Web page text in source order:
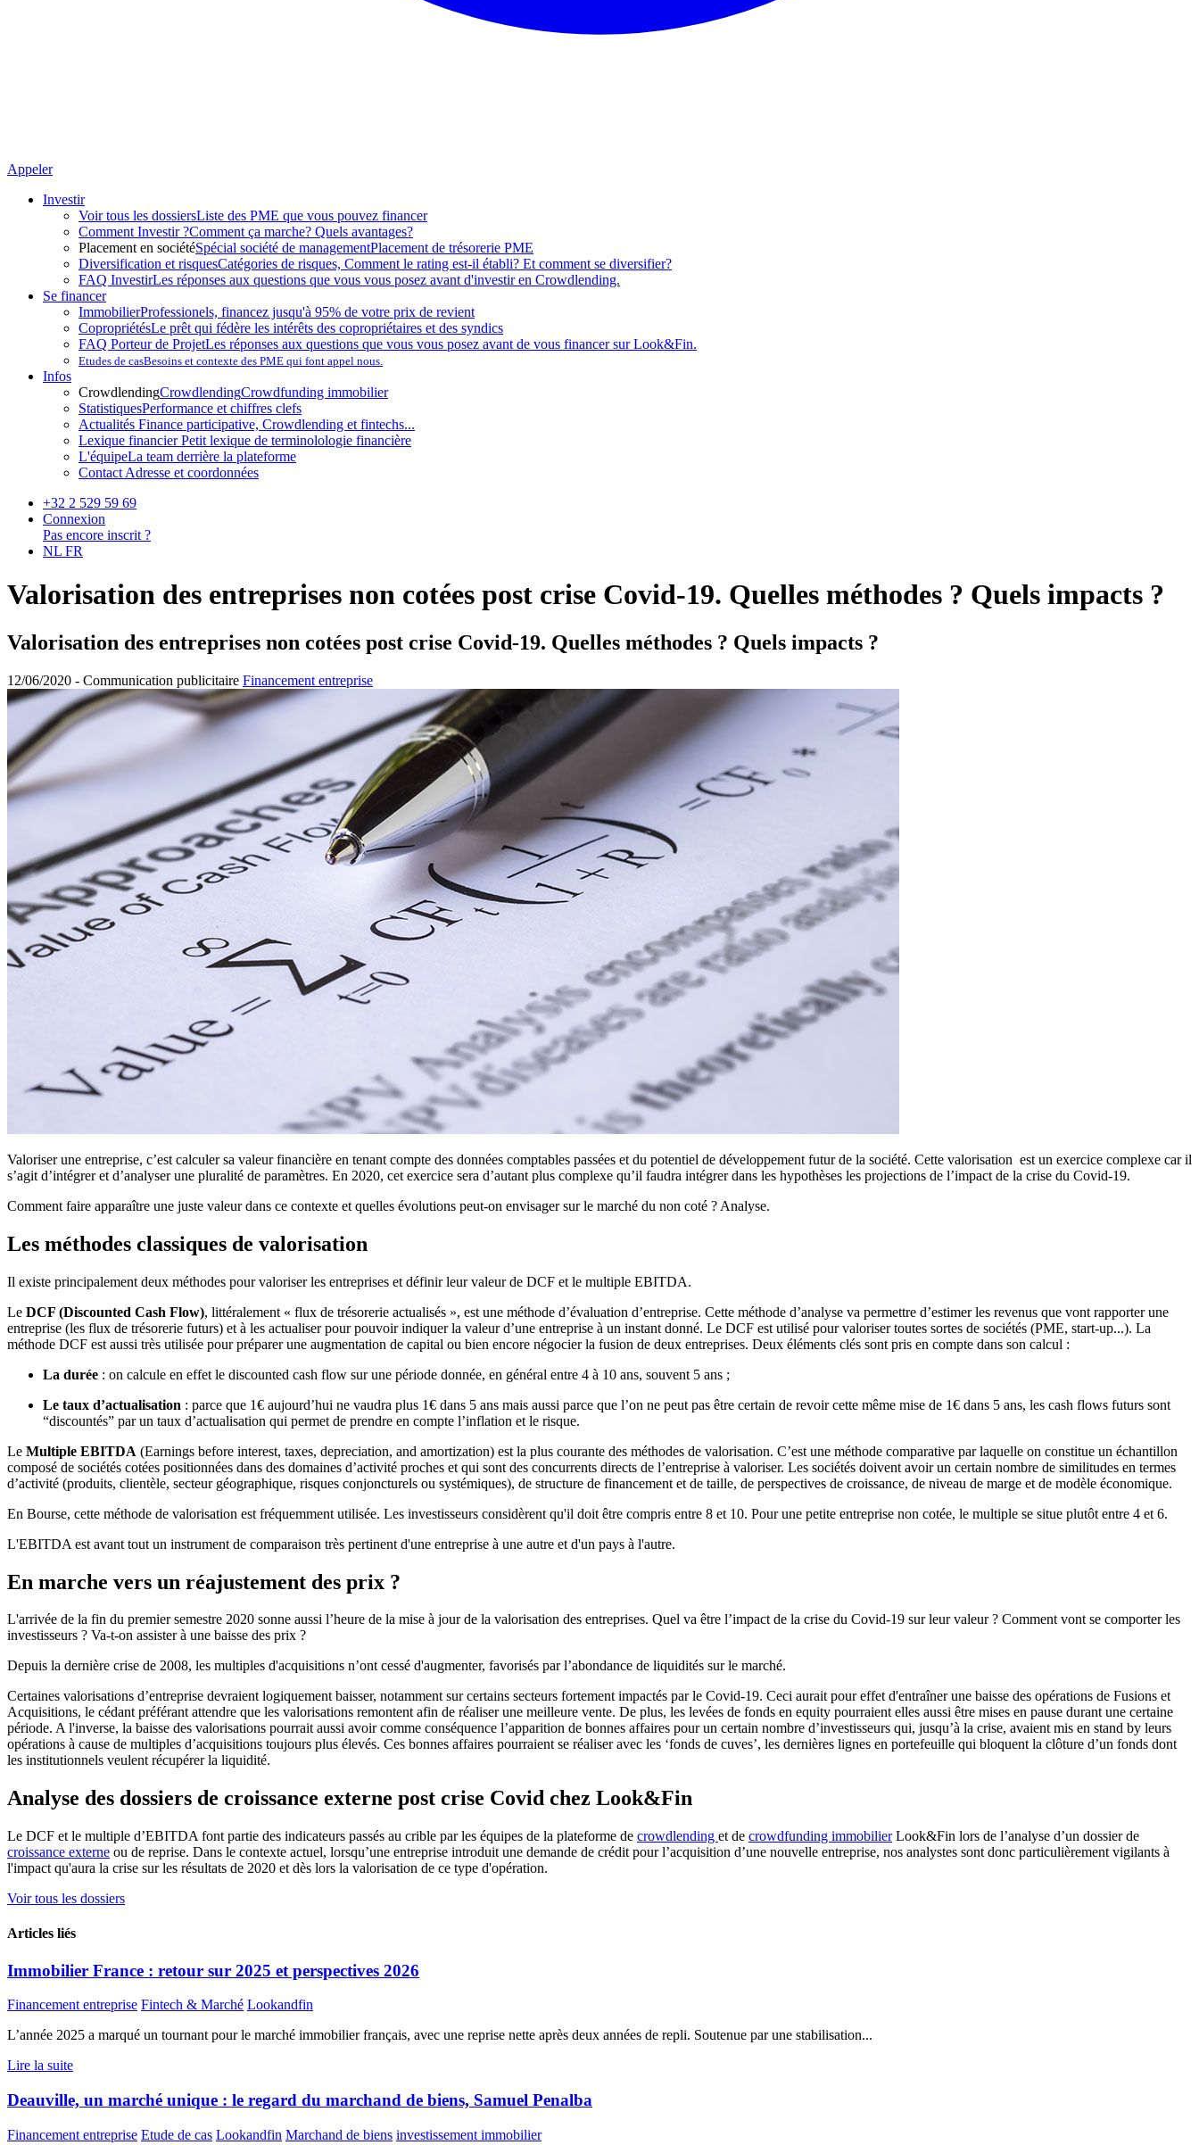
Appeler
Investir
Voir tous les dossiersListe des PME que vous pouvez financer
Comment Investir ?Comment ça marche? Quels avantages?
Placement en sociétéSpécial société de managementPlacement de trésorerie PME
Diversification et risquesCatégories de risques, Comment le rating est-il établi? Et comment se diversifier?
FAQ InvestirLes réponses aux questions que vous vous posez avant d'investir en Crowdlending.
Se financer
ImmobilierProfessionels, financez jusqu'à 95% de votre prix de revient
CopropriétésLe prêt qui fédère les intérêts des copropriétaires et des syndics
FAQ Porteur de ProjetLes réponses aux questions que vous vous posez avant de vous financer sur Look&Fin.
Etudes de casBesoins et contexte des PME qui font appel nous.
Infos
CrowdlendingCrowdlendingCrowdfunding immobilier
StatistiquesPerformance et chiffres clefs
Actualités Finance participative, Crowdlending et fintechs...
Lexique financierPetit lexique de terminolologie financière
L'équipeLa team derrière la plateforme
Contact Adresse et coordonnées
+32 2 529 59 69
Connexion
Pas encore inscrit ?
NL FR
Valorisation des entreprises non cotées post crise Covid-19. Quelles méthodes ? Quels impacts ?
Valorisation des entreprises non cotées post crise Covid-19. Quelles méthodes ? Quels impacts ?
12/06/2020 - Communication publicitaire Financement entreprise
Valoriser une entreprise, c’est calculer sa valeur financière en tenant compte des données comptables passées et du potentiel de développement futur de la société. Cette valorisation est un exercice complexe car il
s’agit d’intégrer et d’analyser une pluralité de paramètres. En 2020, cet exercice sera d’autant plus complexe qu’il faudra intégrer dans les hypothèses les projections de l’impact de la crise du Covid-19.
Comment faire apparaître une juste valeur dans ce contexte et quelles évolutions peut-on envisager sur le marché du non coté ? Analyse.
Les méthodes classiques de valorisation
Il existe principalement deux méthodes pour valoriser les entreprises et définir leur valeur de DCF et le multiple EBITDA.
Le DCF (Discounted Cash Flow), littéralement « flux de trésorerie actualisés », est une méthode d’évaluation d’entreprise. Cette méthode d’analyse va permettre d’estimer les revenus que vont rapporter une
entreprise (les flux de trésorerie futurs) et à les actualiser pour pouvoir indiquer la valeur d’une entreprise à un instant donné. Le DCF est utilisé pour valoriser toutes sortes de sociétés (PME, start-up...). La
méthode DCF est aussi très utilisée pour préparer une augmentation de capital ou bien encore négocier la fusion de deux entreprises. Deux éléments clés sont pris en compte dans son calcul :
La durée : on calcule en effet le discounted cash flow sur une période donnée, en général entre 4 à 10 ans, souvent 5 ans ;
Le taux d’actualisation : parce que 1€ aujourd’hui ne vaudra plus 1€ dans 5 ans mais aussi parce que l’on ne peut pas être certain de revoir cette même mise de 1€ dans 5 ans, les cash flows futurs sont
“discountés” par un taux d’actualisation qui permet de prendre en compte l’inflation et le risque.
Le Multiple EBITDA (Earnings before interest, taxes, depreciation, and amortization) est la plus courante des méthodes de valorisation. C’est une méthode comparative par laquelle on constitue un échantillon
composé de sociétés cotées positionnées dans des domaines d’activité proches et qui sont des concurrents directs de l’entreprise à valoriser. Les sociétés doivent avoir un certain nombre de similitudes en termes
d’activité (produits, clientèle, secteur géographique, risques conjoncturels ou systémiques), de structure de financement et de taille, de perspectives de croissance, de niveau de marge et de modèle économique.
En Bourse, cette méthode de valorisation est fréquemment utilisée. Les investisseurs considèrent qu'il doit être compris entre 8 et 10. Pour une petite entreprise non cotée, le multiple se situe plutôt entre 4 et 6.
L'EBITDA est avant tout un instrument de comparaison très pertinent d'une entreprise à une autre et d'un pays à l'autre.
En marche vers un réajustement des prix ?
L'arrivée de la fin du premier semestre 2020 sonne aussi l’heure de la mise à jour de la valorisation des entreprises. Quel va être l’impact de la crise du Covid-19 sur leur valeur ? Comment vont se comporter les
investisseurs ? Va-t-on assister à une baisse des prix ?
Depuis la dernière crise de 2008, les multiples d'acquisitions n’ont cessé d'augmenter, favorisés par l’abondance de liquidités sur le marché.
Certaines valorisations d’entreprise devraient logiquement baisser, notamment sur certains secteurs fortement impactés par le Covid-19. Ceci aurait pour effet d'entraîner une baisse des opérations de Fusions et
Acquisitions, le cédant préférant attendre que les valorisations remontent afin de réaliser une meilleure vente. De plus, les levées de fonds en equity pourraient elles aussi être mises en pause durant une certaine
période. A l'inverse, la baisse des valorisations pourrait aussi avoir comme conséquence l’apparition de bonnes affaires pour un certain nombre d’investisseurs qui, jusqu’à la crise, avaient mis en stand by leurs
opérations à cause de multiples d’acquisitions toujours plus élevés. Ces bonnes affaires pourraient se réaliser avec les ‘fonds de cuves’, les dernières lignes en portefeuille qui bloquent la clôture d’un fonds dont
les institutionnels veulent récupérer la liquidité.
Analyse des dossiers de croissance externe post crise Covid chez Look&Fin
Le DCF et le multiple d’EBITDA font partie des indicateurs passés au crible par les équipes de la plateforme de crowdlending et de crowdfunding immobilierLook&Fin lors de l’analyse d’un dossier de
croissance externe ou de reprise. Dans le contexte actuel, lorsqu’une entreprise introduit une demande de crédit pour l’acquisition d’une nouvelle entreprise, nos analystes sont donc particulièrement vigilants à
l'impact qu'aura la crise sur les résultats de 2020 et dès lors la valorisation de ce type d'opération.
Voir tous les dossiers
Articles liés
Immobilier France : retour sur 2025 et perspectives 2026
Financement entreprise Fintech & Marché Lookandfin
L’année 2025 a marqué un tournant pour le marché immobilier français, avec une reprise nette après deux années de repli. Soutenue par une stabilisation...
Lire la suite
Deauville, un marché unique : le regard du marchand de biens, Samuel Penalba
Financement entreprise Etude de cas Lookandfin Marchand de biens investissement immobilier